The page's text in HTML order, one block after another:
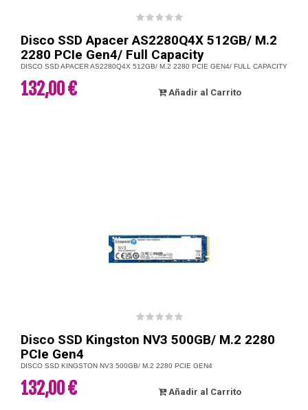
Disco SSD Apacer AS2280Q4X 512GB/ M.2
2280 PCIe Gen4/ Full Capacity
DISCO SSD APACER AS2280Q4X 512GB/ M.2 2280 PCIE GEN4/ FULL CAPACITY
132,00 € Añadir al Carrito
Disco SSD Kingston NV3 500GB/ M.2 2280
PCIe Gen4
DISCO SSD KINGSTON NV3 500GB/ M.2 2280 PCIE GEN4
132,00 € Añadir al Carrito